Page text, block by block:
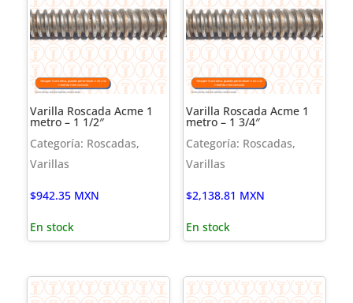
Varilla Roscada Acme 1
metro – 1 1/2″
Categoría: Roscadas,
Varillas
$942.35 MXN
En stock
Varilla Roscada Acme 1
metro – 1 3/4″
Categoría: Roscadas,
Varillas
$2,138.81 MXN
En stock